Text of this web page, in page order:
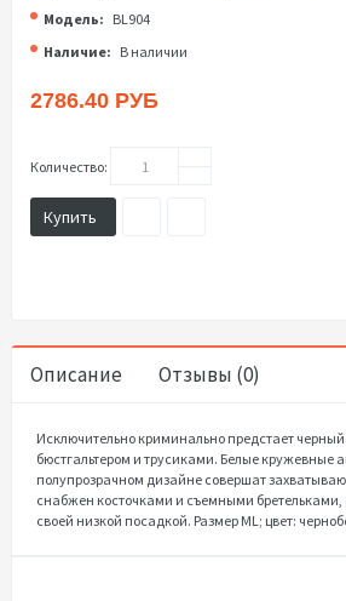
Модель: BL904
Наличие: В наличии
2786.40 РУБ
Количество:
Купить
Описание Отзывы (0)
Исключительно криминально предстает
бюстгальтером и трусиками. Белые кружевные
полупрозрачном дизайне совершат
снабжен косточками и съемными бретельками,
своей низкой посадкой. Размер ML; цвет: